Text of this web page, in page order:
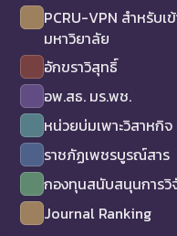
PCRU-VPN สำหรับ
มหาวิยาลัย
อักขราวิสุทธิ์
อพ.สธ. มร.พช.
หน่วยบ่มเพาะวิสาหกิจ
ราชภัฏเพชรบูรณ์สาร
กองทุนสนับสนุนการวิ
Journal Ranking